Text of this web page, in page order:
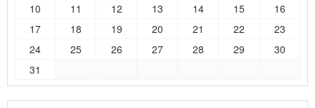
10
11 12 13 14 15
16
17
18 19 20 21 22
23
24
25 26 27 28 29
30
31